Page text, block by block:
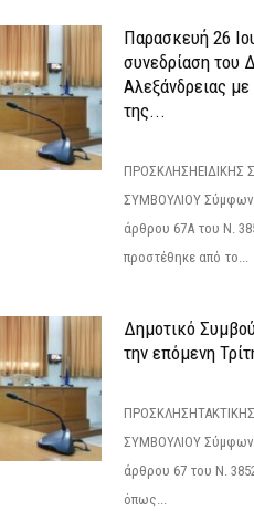
Παρασκευή 26
συνεδρίαση του
Αλεξάνδρειας
της...
ΠΡΟΣΚΛΗΣΗΕΙΔΙΚΗΣ
ΣΥΜΒΟΥΛΙΟΥ
άρθρου 67Α του Ν.
προστέθηκε από το...
Δημοτικό
την επόμενη
ΣΥΜΒΟΥΛΙΟΥ
άρθρου 67 του Ν.
όπως...